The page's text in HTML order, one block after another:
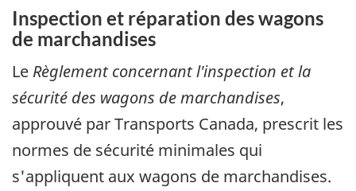
Inspection et réparation des wagons
de marchandises
Le Règlement concernant l'inspection et la
sécurité des wagons de marchandises,
approuvé par Transports Canada, prescrit les
normes de sécurité minimales qui
s'appliquent aux wagons de marchandises.